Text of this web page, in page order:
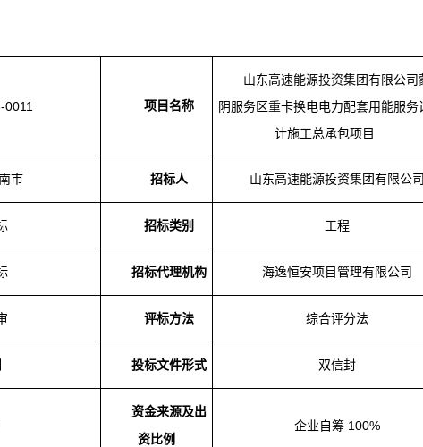
0011 项目名称
山东高速能源投资集团有限公司
阴服务区重卡换电电力配套用能服务
计施工总承包项目
市 招标人 山东高速能源投资集团有限公
招标类别 工程
招标代理机构 海逸恒安项目管理有限公司
评标方法 综合评分法
投标文件形式 双信封
资金来源及出
资比例
企业自筹 100%